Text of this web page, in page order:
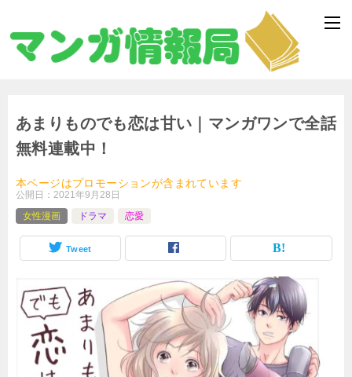
あまりものでも恋は甘い｜マンガワンで全話
無料連載中！
本ページはプロモーションが含まれています
公開日： 2021年9月28日
女性漫画
ドラマ 恋愛
Tweet